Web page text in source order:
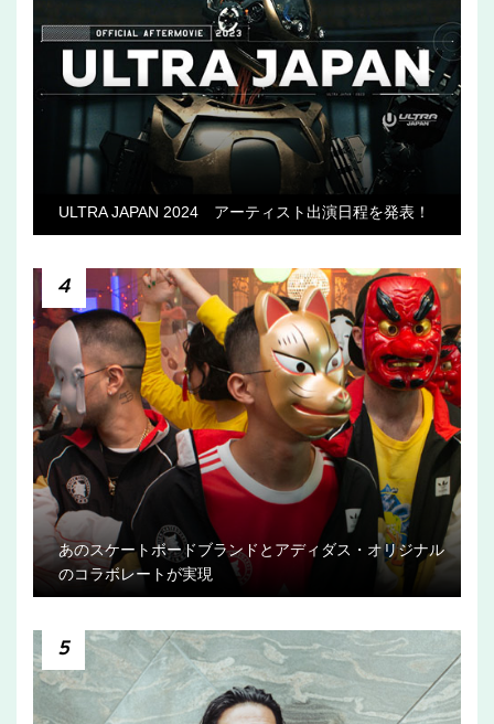
ULTRA JAPAN 2024 アーティスト出演日程を発表！
4
あのスケートボードブランドとアディダス・オリジナル
のコラボレートが実現
5